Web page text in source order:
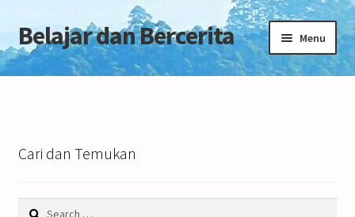
Skip
to
navigation
Skip
to
Belajar dan Bercerita Menu
Home
Cari dan Temukan
Search